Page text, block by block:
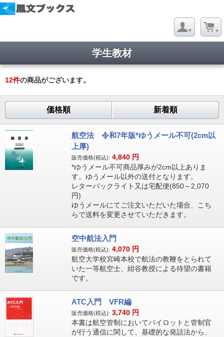
学生教材
12件の商品がございます。
価格順 新着順
航空法 令和7年版*ゆうメール不可(2cm以
上厚)
販売価格(税込): 4,840 円
*ゆうメール不可商品厚みが2cm以上ありま
す。ゆうメール以外の送付となります。
レターパックライト又は宅配便(850～2,070
円)
ゆうメールにてご注文いただいた場合、こち
らで送料を変更させていただきます。
空中航法入門
販売価格(税込): 4,070 円
航空大学校宮崎本校で航法の教鞭をとられて
いた一等航空士、紺谷教授による待望の書籍
です。
ATC入門 VFR編
販売価格(税込): 3,740 円
本書は航空管制においてパイロットと管制官
が行う通信に関して、基礎的な発話法から、